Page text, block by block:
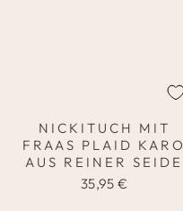
NICKITUCH MIT
FRAAS PLAID KARO
AUS REINER SEIDE
35,95 €